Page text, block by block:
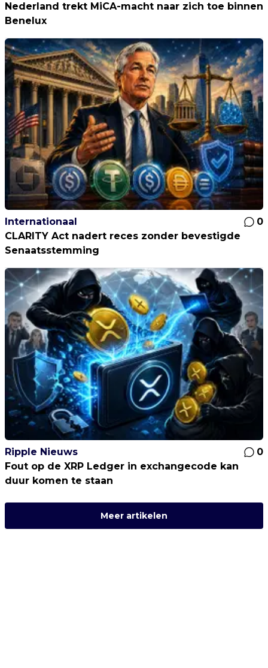
Nederland trekt MiCA-macht naar zich toe binnen
Benelux
Internationaal
0
CLARITY Act nadert reces zonder bevestigde
Senaatsstemming
Ripple Nieuws
0
Fout op de XRP Ledger in exchangecode kan
duur komen te staan
Meer artikelen